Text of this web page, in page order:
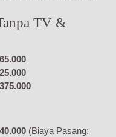
TV &
(Biaya Pasang: